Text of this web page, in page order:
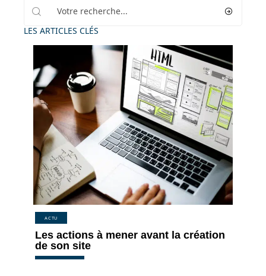
LES ARTICLES CLÉS
ACTU
Les actions à mener avant la création
de son site